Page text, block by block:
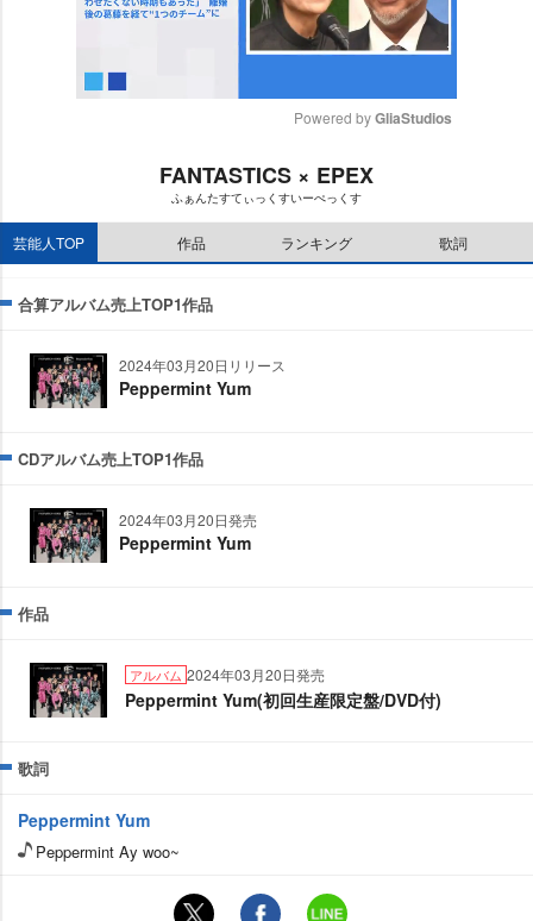
Powered by GliaStudios
FANTASTICS × EPEX
ふぁんたすてぃっくすいーぺっくす
芸能人TOP 作品 ランキング 歌詞
合算アルバム売上TOP1作品
2024年03月20日リリース
Peppermint Yum
CDアルバム売上TOP1作品
2024年03月20日発売
Peppermint Yum
作品
アルバム 2024年03月20日発売
Peppermint Yum(初回生産限定盤/DVD付)
歌詞
Peppermint Yum
Peppermint Ay woo~